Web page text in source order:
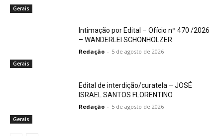
Gerais
Gerais
Intimação por Edital – Ofício nº 470 /2026
– WANDERLEI SCHONHOLZER
Redação - 5 de agosto de 2026
Gerais
Edital de interdição/curatela – JOSÉ
ISRAEL SANTOS FLORENTINO
Redação - 5 de agosto de 2026